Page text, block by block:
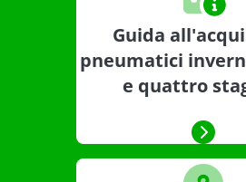
Guida
pneumatici
e quattro